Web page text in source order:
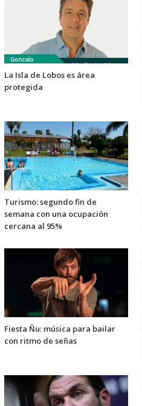
La Isla de Lobos es área
protegida
Turismo: segundo fin de
semana con una ocupación
cercana al 95%
Fiesta Ñu: música para bailar
con ritmo de señas